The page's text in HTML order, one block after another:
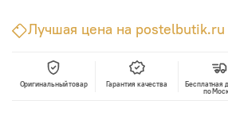
Лучшая цена на postelbutik.ru
Оригинальный товар Гарантия качества
Бесплатная
по